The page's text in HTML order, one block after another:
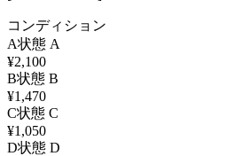
コンディション
A状態 A
¥2,100
B状態 B
¥1,470
C状態 C
¥1,050
D状態 D